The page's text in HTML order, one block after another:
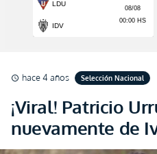
schedule hace 4 años Selección Nacional
¡Viral! Patricio
nuevamente de